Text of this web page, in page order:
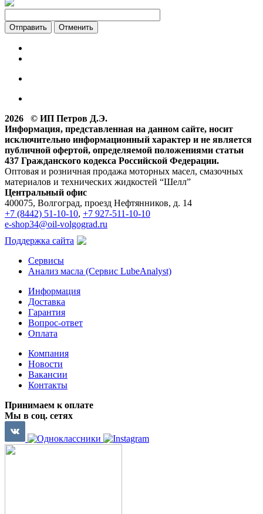
Отменить
2026 © ИП Петров Д.Э.
Информация, представленная на данном сайте, носит
исключительно информационный характер и не является
публичной офертой, определяемой положениями статьи
437 Гражданского кодекса Российской Федерации.
Оптовая и розничная продажа моторных масел, смазочных
материалов и технических жидкостей “Шелл”
Центральный офис
400075, Волгоград, проезд Нефтянников, д. 14
+7 (8442) 51-10-10, +7 927-511-10-10
e-shop34@oil-volgograd.ru
Поддержка сайта
Сервисы
Анализ масла (Сервис LubeAnalyst)
Информация
Доставка
Гарантия
Вопрос-ответ
Оплата
Компания
Новости
Вакансии
Контакты
Принимаем к оплате
Мы в соц. сетях